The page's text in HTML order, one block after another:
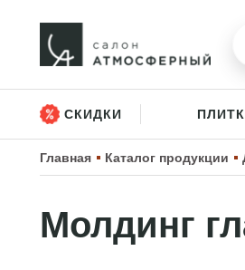
СКИДКИ
Главная Каталог продукции
Молдинг